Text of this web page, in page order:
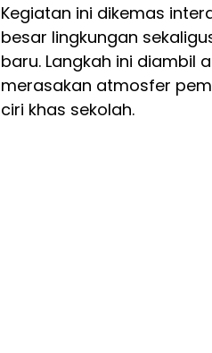
Kegiatan ini dikemas
besar lingkungan
baru. Langkah ini diambil
merasakan atmosfer
ciri khas sekolah.